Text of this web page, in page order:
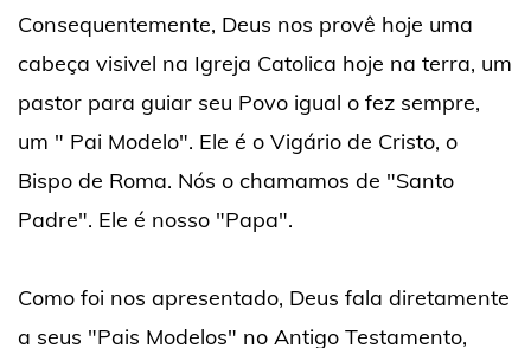
Consequentemente, Deus nos provê hoje uma
cabeça visivel na Igreja Catolica hoje na terra, um
pastor para guiar seu Povo igual o fez sempre,
um " Pai Modelo". Ele é o Vigário de Cristo, o
Bispo de Roma. Nós o chamamos de "Santo
Padre". Ele é nosso "Papa".
Como foi nos apresentado, Deus fala diretamente
a seus "Pais Modelos" no Antigo Testamento,